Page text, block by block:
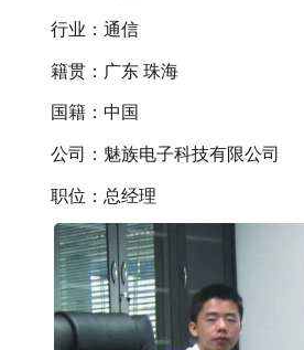
行业：通信
籍贯：广东 珠海
国籍：中国
公司：魅族电子科技有限公司
职位：总经理